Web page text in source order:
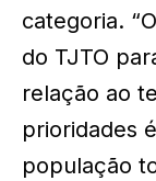
categoria.
do TJTO
relação ao
prioridades
população